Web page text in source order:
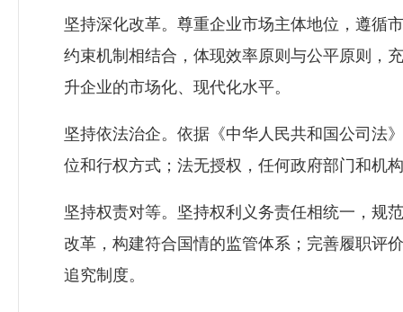
坚持深化改革。尊重企业市场主体地位，遵循
约束机制相结合，体现效率原则与公平原则，
升企业的市场化、现代化水平。
坚持依法治企。依据《中华人民共和国公司法
位和行权方式；法无授权，任何政府部门和机
坚持权责对等。坚持权利义务责任相统一，规
改革，构建符合国情的监管体系；完善履职评
追究制度。